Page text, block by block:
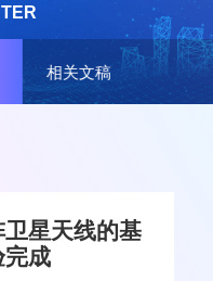
相关文稿
星天线的基
成